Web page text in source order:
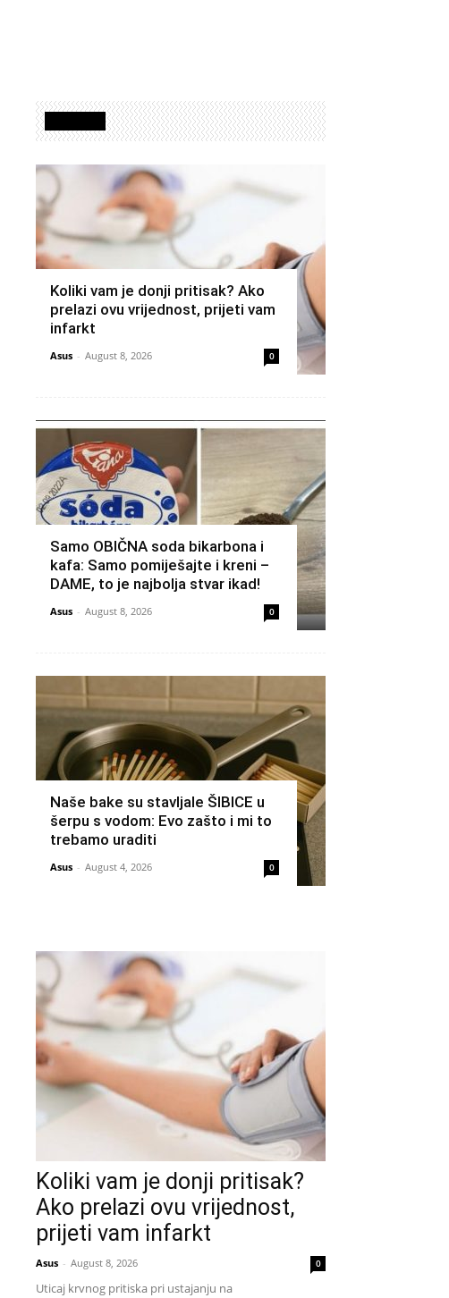
Koliki vam je donji pritisak? Ako
prelazi ovu vrijednost, prijeti vam
infarkt
Asus - August 8, 2026 0
Samo OBIČNA soda bikarbona i
kafa: Samo pomiješajte i kreni –
DAME, to je najbolja stvar ikad!
Asus - August 8, 2026 0
Naše bake su stavljale ŠIBICE u
šerpu s vodom: Evo zašto i mi to
trebamo uraditi
Asus - August 4, 2026 0
Koliki vam je donji pritisak?
Ako prelazi ovu vrijednost,
prijeti vam infarkt
Asus - August 8, 2026 0
Uticaj krvnog pritiska pri ustajanju na